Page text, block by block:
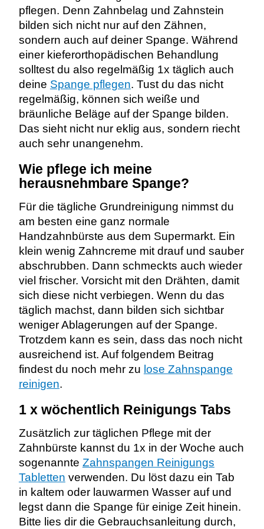
pflegen. Denn Zahnbelag und Zahnstein
bilden sich nicht nur auf den Zähnen,
sondern auch auf deiner Spange. Während
einer kieferorthopädischen Behandlung
solltest du also regelmäßig 1x täglich auch
deine Spange pflegen. Tust du das nicht
regelmäßig, können sich weiße und
bräunliche Beläge auf der Spange bilden.
Das sieht nicht nur eklig aus, sondern riecht
auch sehr unangenehm.
Wie pflege ich meine
herausnehmbare Spange?
Für die tägliche Grundreinigung nimmst du
am besten eine ganz normale
Handzahnbürste aus dem Supermarkt. Ein
klein wenig Zahncreme mit drauf und sauber
abschrubben. Dann schmeckts auch wieder
viel frischer. Vorsicht mit den Drähten, damit
sich diese nicht verbiegen. Wenn du das
täglich machst, dann bilden sich sichtbar
weniger Ablagerungen auf der Spange.
Trotzdem kann es sein, dass das noch nicht
ausreichend ist. Auf folgendem Beitrag
findest du noch mehr zu lose Zahnspange
reinigen.
1 x wöchentlich Reinigungs Tabs
Zusätzlich zur täglichen Pflege mit der
Zahnbürste kannst du 1x in der Woche auch
sogenannte Zahnspangen Reinigungs
Tabletten verwenden. Du löst dazu ein Tab
in kaltem oder lauwarmen Wasser auf und
legst dann die Spange für einige Zeit hinein.
Bitte lies dir die Gebrauchsanleitung durch,